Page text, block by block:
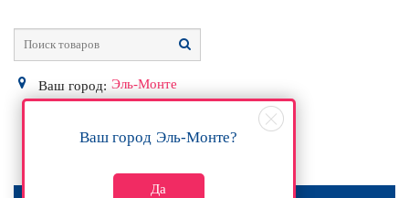
Ваш город: Эль-Монте
Ваш город Эль-Монте?
Да
0Р